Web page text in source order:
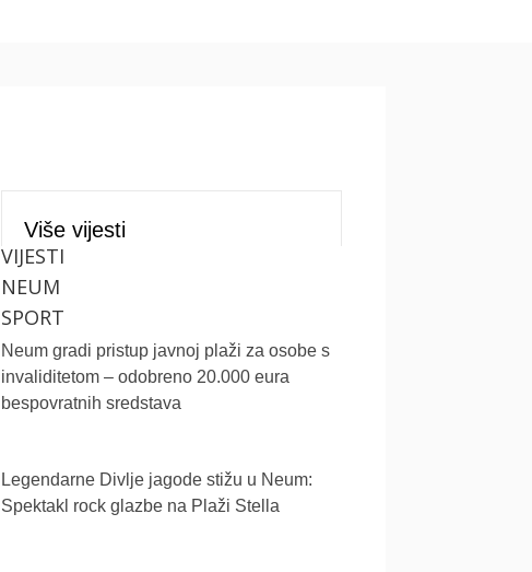
Više vijesti
VIJESTI
NEUM
SPORT
Neum gradi pristup javnoj plaži za osobe s
invaliditetom – odobreno 20.000 eura
bespovratnih sredstava
Legendarne Divlje jagode stižu u Neum:
Spektakl rock glazbe na Plaži Stella